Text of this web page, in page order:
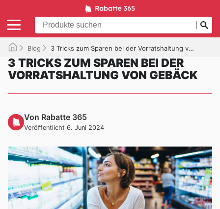
Blog 3 Tricks zum Sparen bei der Vorratshaltung von Gebäck
3 TRICKS ZUM SPAREN BEI DER
VORRATSHALTUNG VON GEBÄCK
Von Rabatte 365
Veröffentlicht 6. Juni 2024